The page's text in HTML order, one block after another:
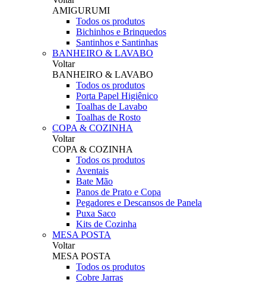
AMIGURUMI
Todos os produtos
Bichinhos e Brinquedos
Santinhos e Santinhas
BANHEIRO & LAVABO
Voltar
BANHEIRO & LAVABO
Todos os produtos
Porta Papel Higiênico
Toalhas de Lavabo
Toalhas de Rosto
COPA & COZINHA
Voltar
COPA & COZINHA
Todos os produtos
Aventais
Bate Mão
Panos de Prato e Copa
Pegadores e Descansos de Panela
Puxa Saco
Kits de Cozinha
MESA POSTA
Voltar
MESA POSTA
Todos os produtos
Cobre Jarras